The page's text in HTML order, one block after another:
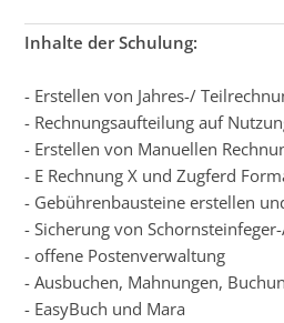
Inhalte der Schulung:
- Erstellen von Jahres-/
- Rechnungsaufteilung auf
- Erstellen von Manuellen
- E Rechnung X und Zugferd
- Gebührenbausteine erstellen
- Sicherung von
- offene Postenverwaltung
- Ausbuchen, Mahnungen,
- EasyBuch und Mara